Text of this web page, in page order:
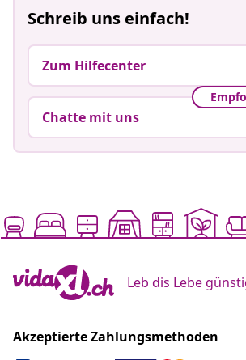
Schreib uns einfach!
Zum Hilfecenter
Chatte mit uns
Leb dis Lebe
Akzeptierte Zahlungsmethoden